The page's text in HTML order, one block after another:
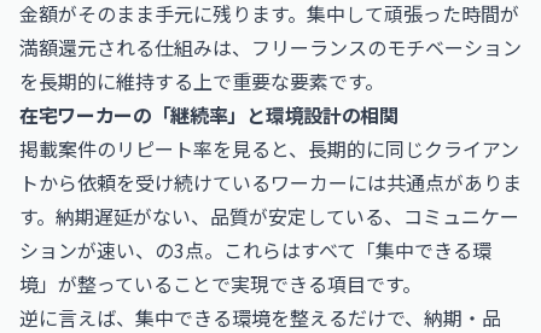
金額がそのまま手元に残ります。集中して頑張った時間が
満額還元される仕組みは、フリーランスのモチベーション
を長期的に維持する上で重要な要素です。
在宅ワーカーの「継続率」と環境設計の相関
掲載案件のリピート率を見ると、長期的に同じクライアン
トから依頼を受け続けているワーカーには共通点がありま
す。納期遅延がない、品質が安定している、コミュニケー
ションが速い、の3点。これらはすべて「集中できる環
境」が整っていることで実現できる項目です。
逆に言えば、集中できる環境を整えるだけで、納期・品